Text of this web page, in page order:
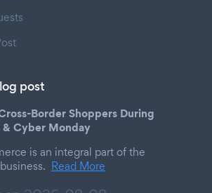
post
Border Shoppers During
& Cyber Monday
is an integral part of the
Read More